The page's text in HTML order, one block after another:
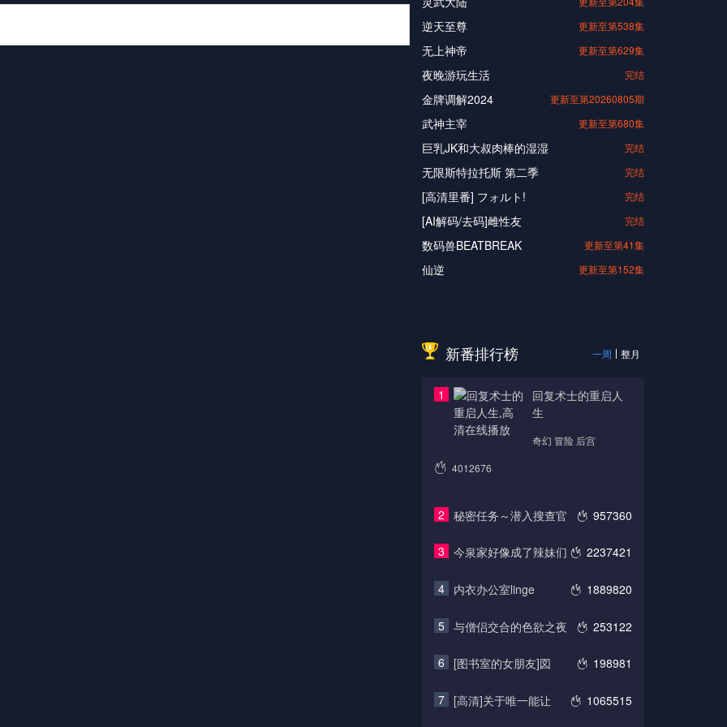
逆天至尊 更新至第538集
无上神帝 更新至第629集
夜晚游玩生活 完结
金牌调解2024 更新至第20260805期
武神主宰 更新至第680集
巨乳JK和大叔肉棒的湿湿 完结
无限斯特拉托斯 第二季 完结
[高清里番] フォルト! 完结
[AI解码/去码]雌性友 完结
数码兽BEATBREAK 更新至第41集
仙逆 更新至第152集
新番排行榜 一周 整月
1
回复术士的重启人
生
奇幻 冒险 后宫
4012676
2 957360
秘密任务～潜入搜查官
3 2237421
今泉家好像成了辣妹们
4 1889820
内衣办公室linge
5 253122
与僧侣交合的色欲之夜
6 198981
[图书室的女朋友]図
7 1065515
[高清]关于唯一能让